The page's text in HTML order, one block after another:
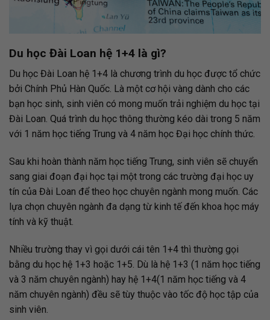
Du học Đài Loan hệ 1+4 là gì?
Du học Đài Loan hệ 1+4 là chương trình du học được tổ chức
bởi Chính Phủ Hàn Quốc. Là một cơ hội vàng dành cho các
bạn học sinh, sinh viên có mong muốn trải nghiệm du học tại
Đài Loan. Quá trình du học thông thường kéo dài trong 5 năm
với 1 năm học tiếng Trung và 4 năm học Đại học chính thức.
Sau khi hoàn thành năm học tiếng Trung, sinh viên sẽ chuyển
sang giai đoạn đại học tại một trong các trường đại học uy
tín của Đài Loan để theo học chuyên ngành mong muốn. Các
lựa chọn chuyên ngành đa dạng từ kinh tế đến khoa học máy
tính và kỹ thuật.
Nhiều trường thay vì gọi dưới cái tên 1+4 thì thường gọi
bằng du học hệ 1+3 hoặc 1+5. Dù là hệ 1+3 (1 năm học tiếng
và 3 năm chuyên ngành) hay hệ 1+4(1 năm học tiếng và 4
năm chuyên ngành) đều sẽ tùy thuộc vào tốc độ học tập của
sinh viên.